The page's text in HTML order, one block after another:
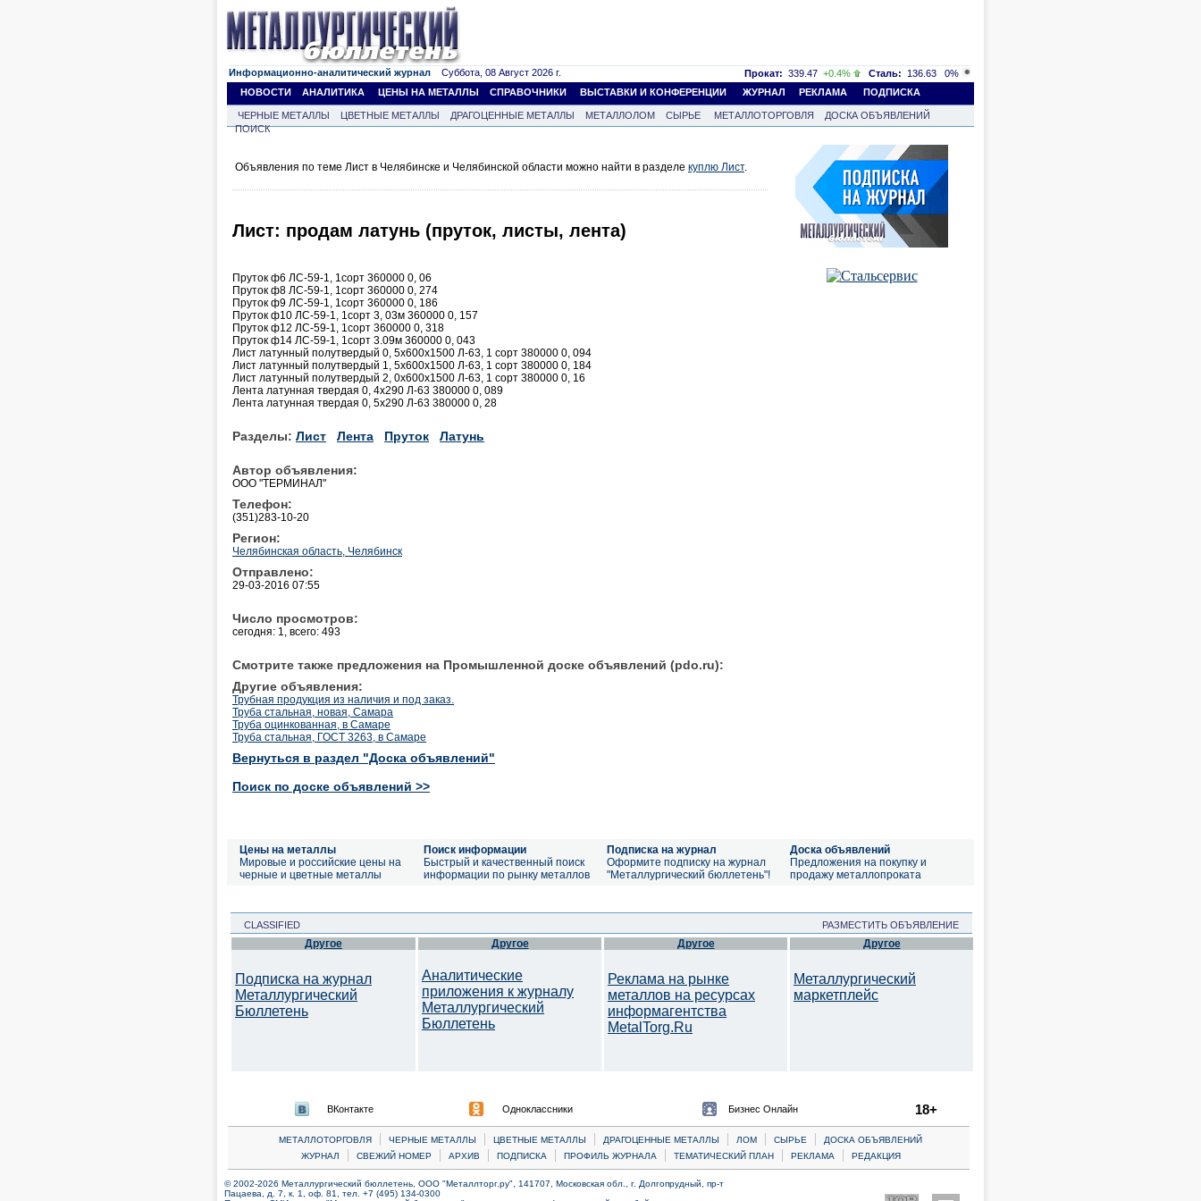
Информационно-аналитический журнал Суббота, 08 Август 2026 г. Прокат: 339.47 +0.4% Сталь: 136.63
0%
НОВОСТИ
АНАЛИТИКА ЦЕНЫ НА МЕТАЛЛЫ СПРАВОЧНИКИ ВЫСТАВКИ И КОНФЕРЕНЦИИ ЖУРНАЛ РЕКЛАМА ПОДПИСКА
ЧЕРНЫЕ МЕТАЛЛЫ ЦВЕТНЫЕ МЕТАЛЛЫ ДРАГОЦЕННЫЕ МЕТАЛЛЫ МЕТАЛЛОЛОМ СЫРЬЕ МЕТАЛЛОТОРГОВЛЯ
ДОСКА ОБЪЯВЛЕНИЙ
ПОИСК
Объявления по теме Лист в Челябинске и Челябинской области можно найти в разделе куплю Лист.
Лист: продам латунь (пруток, листы, лента)
Пруток ф6 ЛС-59-1, 1сорт 360000 0, 06
Пруток ф8 ЛС-59-1, 1сорт 360000 0, 274
Пруток ф9 ЛС-59-1, 1сорт 360000 0, 186
Пруток ф10 ЛС-59-1, 1сорт 3, 03м 360000 0, 157
Пруток ф12 ЛС-59-1, 1сорт 360000 0, 318
Пруток ф14 ЛС-59-1, 1сорт 3.09м 360000 0, 043
Лист латунный полутвердый 0, 5х600х1500 Л-63, 1 сорт 380000 0, 094
Лист латунный полутвердый 1, 5х600х1500 Л-63, 1 сорт 380000 0, 184
Лист латунный полутвердый 2, 0х600х1500 Л-63, 1 сорт 380000 0, 16
Лента латунная твердая 0, 4х290 Л-63 380000 0, 089
Лента латунная твердая 0, 5х290 Л-63 380000 0, 28
Разделы: Лист Лента Пруток Латунь
Автор объявления:
OOO "ТЕРМИНАЛ"
Телефон:
(351)283-10-20
Регион:
Челябинская область, Челябинск
Отправлено:
29-03-2016 07:55
Число просмотров:
сегодня: 1, всего: 493
Смотрите также предложения на Промышленной доске объявлений (pdo.ru):
Другие объявления:
Трубная продукция из наличия и под заказ.
Труба стальная, новая, Самара
Труба оцинкованная, в Самаре
Труба стальная, ГОСТ 3263, в Самаре
Вернуться в раздел "Доска объявлений"
Поиск по доске объявлений >>
Цены на металлы
Мировые и российские цены на
черные и цветные металлы
Поиск информации
Быстрый и качественный поиск
информации по рынку металлов
Подписка на журнал
Оформите подписку на журнал
"Металлургический бюллетень"!
Доска объявлений
Предложения на покупку и
продажу металлопроката
CLASSIFIED РАЗМЕСТИТЬ ОБЪЯВЛЕНИЕ
Другое
Подписка на журнал
Металлургический
Бюллетень
Другое
Аналитические
приложения к журналу
Металлургический
Бюллетень
Другое
Реклама на рынке
металлов на ресурсах
информагентства
MetalTorg.Ru
Другое
Металлургический
маркетплейс
ВКонтакте Одноклассники Бизнес Онлайн 18+
МЕТАЛЛОТОРГОВЛЯ | ЧЕРНЫЕ МЕТАЛЛЫ | ЦВЕТНЫЕ МЕТАЛЛЫ | ДРАГОЦЕННЫЕ МЕТАЛЛЫ | ЛОМ | CЫРЬЕ |
ДОСКА ОБЪЯВЛЕНИЙ
ЖУРНАЛ
| СВЕЖИЙ НОМЕР | АРХИВ | ПОДПИСКА | ПРОФИЛЬ ЖУРНАЛА | ТЕМАТИЧЕСКИЙ ПЛАН | РЕКЛАМА | РЕДАКЦИЯ
© 2002-2026 Металлургический бюллетень, ООО "Металлторг.ру", 141707, Московская обл., г. Долгопрудный, пр-т
Пацаева, д. 7, к. 1, оф. 81, тел. +7 (495) 134-0300